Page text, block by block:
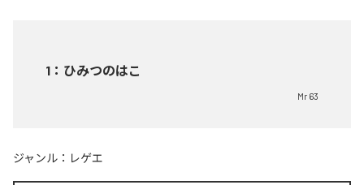
1 ： ひみつのはこ
Mr 63
ジャンル： レゲエ